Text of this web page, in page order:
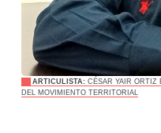
ARTICULISTA:CÉSAR YAIR ORTIZ
DEL MOVIMIENTO TERRITORIAL